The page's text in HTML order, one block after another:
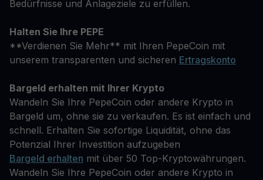
Bedürfnisse und Anlageziele zu erfüllen.
Halten Sie Ihre PEPE
**Verdienen Sie Mehr** mit Ihren PepeCoin mit
unserem transparenten und sicheren Ertragskonto
Bargeld erhalten mit Ihrer Krypto
Wandeln Sie Ihre PepeCoin oder andere Krypto in
Bargeld um, ohne sie zu verkaufen. Es ist einfach und
schnell. Erhalten Sie sofortige Liquidität, ohne das
Potenzial Ihrer Investition aufzugeben
Bargeld erhalten mit über 50 Top-Kryptowährungen.
Wandeln Sie Ihre PepeCoin oder andere Krypto in